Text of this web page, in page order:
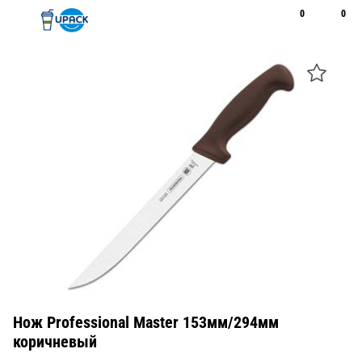
0 0
Нож Professional Master 153мм/294мм
коричневый